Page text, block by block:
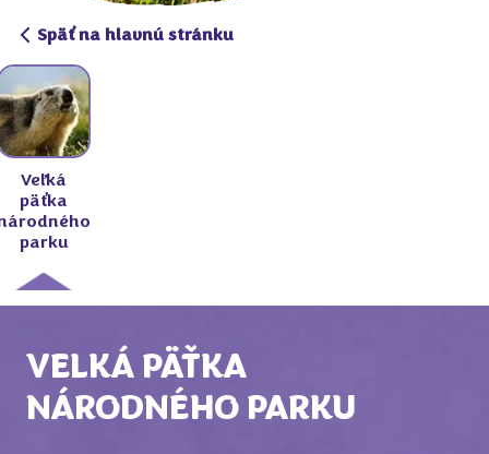
Veľká
päťka
parku
Späť na hlavnú stránku
VEĽKÁ PÄŤKA
NÁRODNÉHO PARKU